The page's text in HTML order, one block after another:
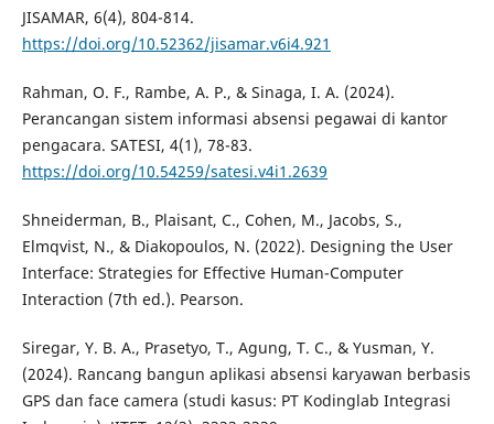
JISAMAR, 6(4), 804-814.
https://doi.org/10.52362/jisamar.v6i4.921
Rahman, O. F., Rambe, A. P., & Sinaga, I. A. (2024).
Perancangan sistem informasi absensi pegawai di kantor
pengacara. SATESI, 4(1), 78-83.
https://doi.org/10.54259/satesi.v4i1.2639
Shneiderman, B., Plaisant, C., Cohen, M., Jacobs, S.,
Elmqvist, N., & Diakopoulos, N. (2022). Designing the User
Interface: Strategies for Effective Human-Computer
Interaction (7th ed.). Pearson.
Siregar, Y. B. A., Prasetyo, T., Agung, T. C., & Yusman, Y.
(2024). Rancang bangun aplikasi absensi karyawan berbasis
GPS dan face camera (studi kasus: PT Kodinglab Integrasi